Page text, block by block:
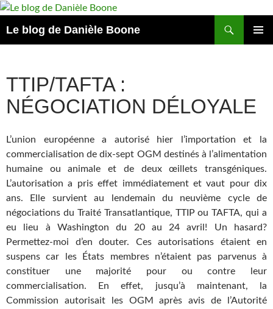
Aller
contenu
Le blog de Danièle Boone
TTIP/TAFTA :
NÉGOCIATION DÉLOYALE
L’union européenne a autorisé hier l’importation et la
commercialisation de dix-sept OGM destinés à l’alimentation
humaine ou animale et de deux œillets transgéniques.
L’autorisation a pris effet immédiatement et vaut pour dix
ans. Elle survient au lendemain du neuvième cycle de
négociations du Traité Transatlantique, TTIP ou TAFTA, qui a
eu lieu à Washington du 20 au 24 avril! Un hasard?
Permettez-moi d’en douter. Ces autorisations étaient en
suspens car les États membres n’étaient pas parvenus à
constituer une majorité pour ou contre leur
commercialisation. En effet, jusqu’à maintenant, la
Commission autorisait les OGM après avis de l’Autorité